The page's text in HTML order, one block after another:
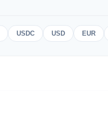
USDC USD EUR